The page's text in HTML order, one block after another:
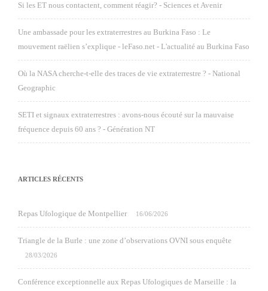
Si les ET nous contactent, comment réagir? - Sciences et Avenir
Une ambassade pour les extraterrestres au Burkina Faso : Le
mouvement raëlien s’explique - leFaso.net - L'actualité au Burkina Faso
Où la NASA cherche-t-elle des traces de vie extraterrestre ? - National
Geographic
SETI et signaux extraterrestres : avons-nous écouté sur la mauvaise
fréquence depuis 60 ans ? - Génération NT
ARTICLES RÉCENTS
Repas Ufologique de Montpellier 16/06/2026
Triangle de la Burle : une zone d’observations OVNI sous enquête
28/03/2026
Conférence exceptionnelle aux Repas Ufologiques de Marseille : la